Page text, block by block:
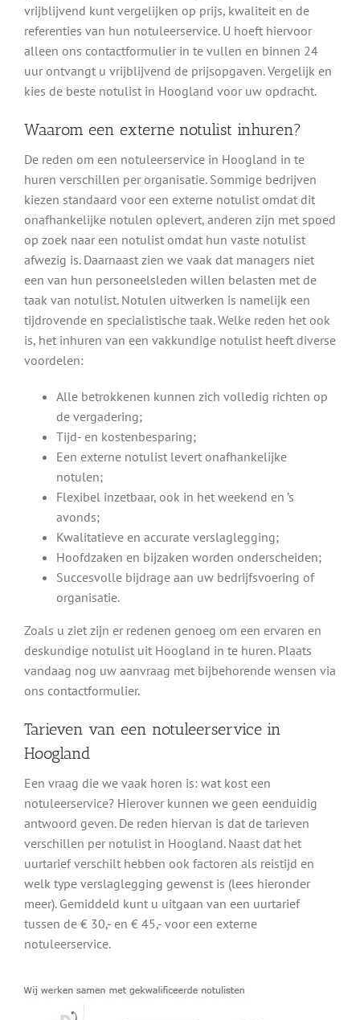
vrijblijvend kunt vergelijken op prijs, kwaliteit en de
referenties van hun notuleerservice. U hoeft hiervoor
alleen ons contactformulier in te vullen en binnen 24
uur ontvangt u vrijblijvend de prijsopgaven. Vergelijk en
kies de beste notulist in Hoogland voor uw opdracht.
Waarom een externe notulist inhuren?
De reden om een notuleerservice in Hoogland in te
huren verschillen per organisatie. Sommige bedrijven
kiezen standaard voor een externe notulist omdat dit
onafhankelijke notulen oplevert, anderen zijn met spoed
op zoek naar een notulist omdat hun vaste notulist
afwezig is. Daarnaast zien we vaak dat managers niet
een van hun personeelsleden willen belasten met de
taak van notulist. Notulen uitwerken is namelijk een
tijdrovende en specialistische taak. Welke reden het ook
is, het inhuren van een vakkundige notulist heeft diverse
voordelen:
Alle betrokkenen kunnen zich volledig richten op
de vergadering;
Tijd- en kostenbesparing;
Een externe notulist levert onafhankelijke
notulen;
Flexibel inzetbaar, ook in het weekend en ’s
avonds;
Kwalitatieve en accurate verslaglegging;
Hoofdzaken en bijzaken worden onderscheiden;
Succesvolle bijdrage aan uw bedrijfsvoering of
organisatie.
Zoals u ziet zijn er redenen genoeg om een ervaren en
deskundige notulist uit Hoogland in te huren. Plaats
vandaag nog uw aanvraag met bijbehorende wensen via
ons contactformulier.
Tarieven van een notuleerservice in
Hoogland
Een vraag die we vaak horen is: wat kost een
notuleerservice? Hierover kunnen we geen eenduidig
antwoord geven. De reden hiervan is dat de tarieven
verschillen per notulist in Hoogland. Naast dat het
uurtarief verschilt hebben ook factoren als reistijd en
welk type verslaglegging gewenst is (lees hieronder
meer). Gemiddeld kunt u uitgaan van een uurtarief
tussen de € 30,- en € 45,- voor een externe
notuleerservice.